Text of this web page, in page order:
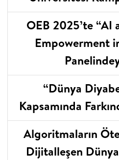
OEB 2025’te “AI
Empowerment
“Dünya
Kapsamında
Algoritmaların
Dijitalleşen